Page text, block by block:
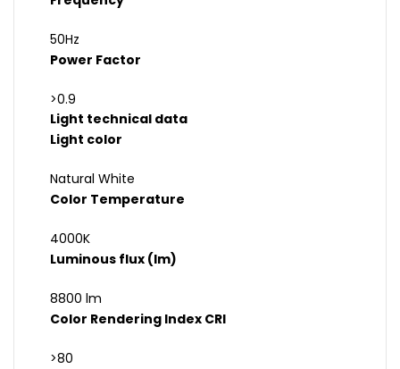
50Hz
Power Factor
>0.9
Light technical data
Light color
Natural White
Color Temperature
4000K
Luminous flux (lm)
8800 lm
Color Rendering Index CRI
>80